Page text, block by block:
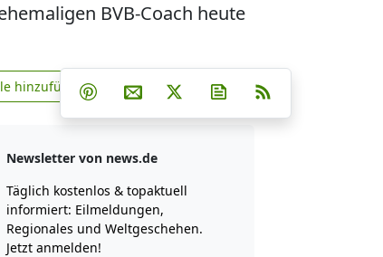
BVB-Coach heute
zu Google hinzufügen
hinzufügen Teilen auf Facebook
Teilen auf Whatsapp
Teilen auf Telegram
Teilen auf Pinterest
Per E-Mail teilen
Post auf XNewsletter
Newsletter von news.de
Täglich kostenlos & topaktuell
informiert: Eilmeldungen,
Regionales und Weltgeschehen.
Jetzt anmelden!